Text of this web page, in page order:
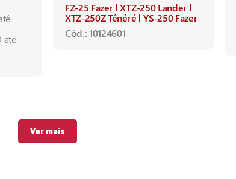
até
FZ-25 Fazer XTZ-250 Lander
XTZ-250Z Ténéré YS-250 Fazer
Cód.: 10124601
Ver mais